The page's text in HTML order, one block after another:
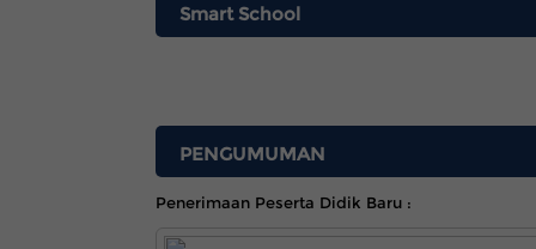
Smart School
PENGUMUMAN
Penerimaan Peserta Didik Baru :